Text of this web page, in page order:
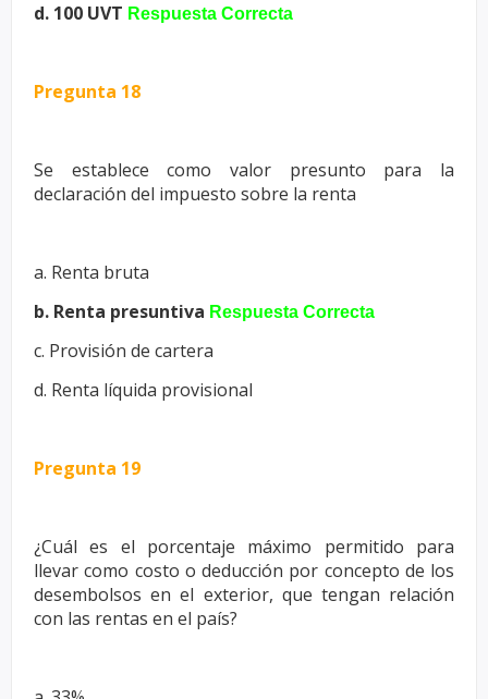
d. 100 UVT Respuesta Correcta
Pregunta 18
Se establece como valor presunto para la
declaración del impuesto sobre la renta
a. Renta bruta
b. Renta presuntiva Respuesta Correcta
c. Provisión de cartera
d. Renta líquida provisional
Pregunta 19
¿Cuál es el porcentaje máximo permitido para
llevar como costo o deducción por concepto de los
desembolsos en el exterior, que tengan relación
con las rentas en el país?